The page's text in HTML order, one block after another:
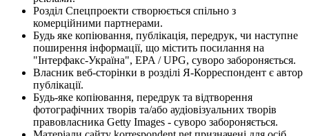
Розділ Спецпроекти створюється спільно з
комерційними партнерами.
Будь яке копіювання, публікація, передрук, чи наступне
поширення інформації, що містить посилання на
"Інтерфакс-Україна", EPA / UPG, суворо забороняється.
Власник веб-сторінки в розділі Я-Корреспондент є автор
публікації.
Будь-яке копіювання, передрук та відтворення
фотографічних творів та/або аудіовізуальних творів
правовласника Getty Images - суворо забороняється.